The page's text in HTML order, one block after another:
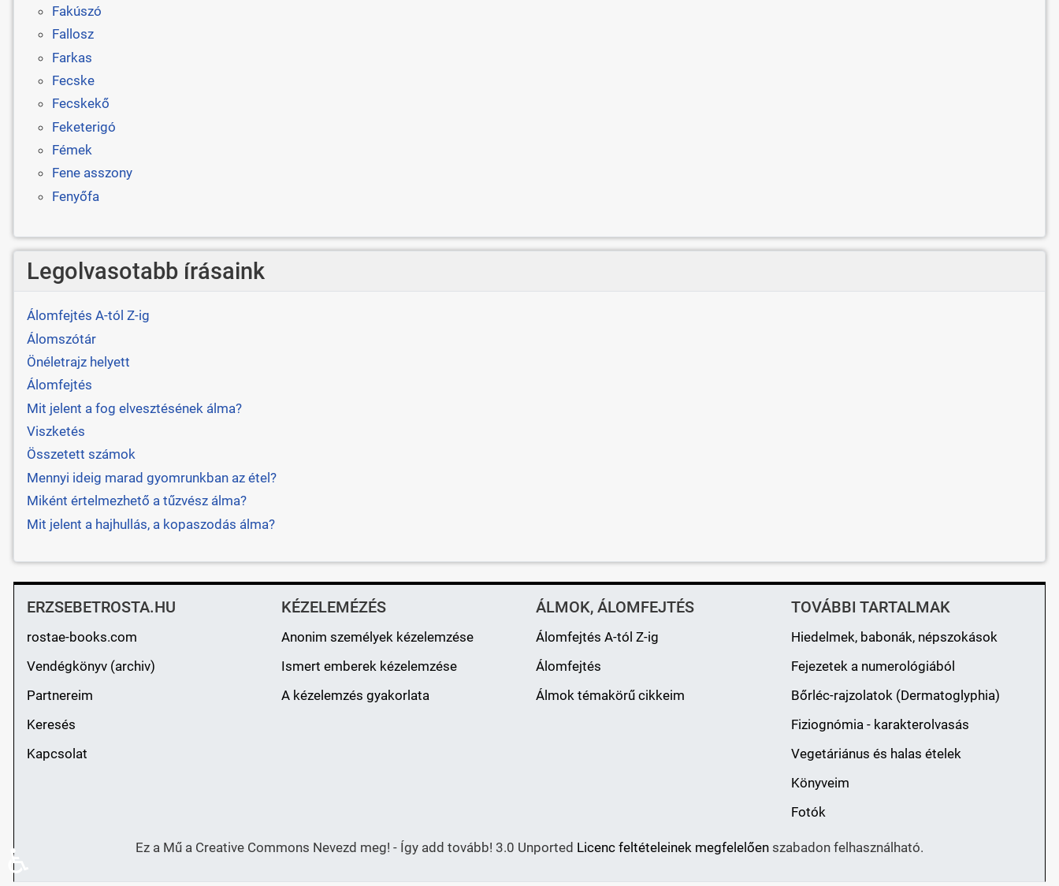
Fakúszó
Fallosz
Farkas
Fecske
Fecskekő
Feketerigó
Fémek
Fene asszony
Fenyőfa
Legolvasotabb írásaink
Álomfejtés A-tól Z-ig
Álomszótár
Önéletrajz helyett
Álomfejtés
Mit jelent a fog elvesztésének álma?
Viszketés
Összetett számok
Mennyi ideig marad gyomrunkban az étel?
Miként értelmezhető a tűzvész álma?
Mit jelent a hajhullás, a kopaszodás álma?
ERZSEBETROSTA.HU
rostae-books.com
Vendégkönyv (archiv)
Partnereim
Keresés
Kapcsolat
KÉZELEMÉZÉS
Anonim személyek kézelemzése
Ismert emberek kézelemzése
A kézelemzés gyakorlata
ÁLMOK, ÁLOMFEJTÉS
Álomfejtés A-tól Z-ig
Álomfejtés
Álmok témakörű cikkeim
TOVÁBBI TARTALMAK
Hiedelmek, babonák, népszokások
Fejezetek a numerológiából
Bőrléc-rajzolatok (Dermatoglyphia)
Fiziognómia - karakterolvasás
Vegetáriánus és halas ételek
Könyveim
Fotók
Ez a Mű a Creative Commons Nevezd meg! - Így add tovább! 3.0 Unported Licenc feltételeinek megfelelően szabadon felhasználható.